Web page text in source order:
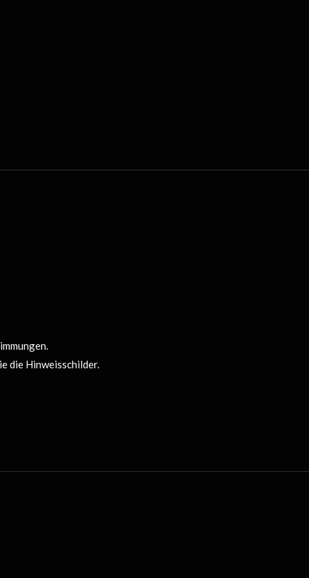
die Hinweisschilder.